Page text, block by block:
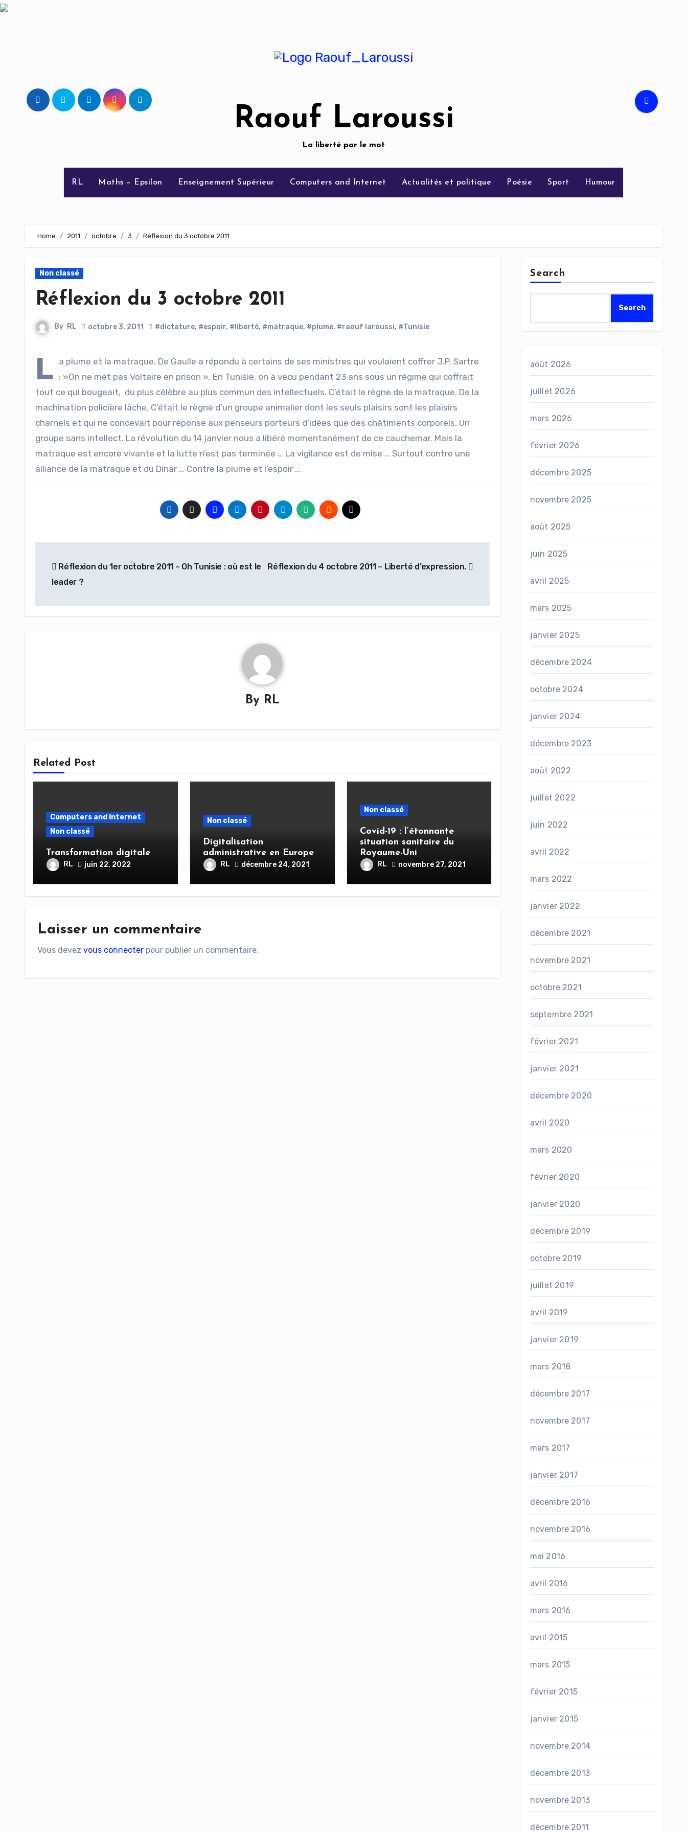
Skip
Raouf Laroussi
La liberté par le mot
RL Maths – Epsilon Enseignement Supérieur Computers and Internet Actualités et politique Poésie Sport Humour
Home 2011 octobre 3 Réflexion du 3 octobre 2011
Non classé
Réflexion du 3 octobre 2011
By RL octobre 3, 2011 #dictature, #espoir, #liberté, #matraque, #plume, #raouf laroussi, #Tunisie
L a plume et la matraque. De Gaulle a répondu à certains de ses ministres qui voulaient coffrer J.P. Sartre
: »On ne met pas Voltaire en prison ». En Tunisie, on a vecu pendant 23 ans sous un régime qui coffrait
tout ce qui bougeait, du plus célèbre au plus commun des intellectuels. C’était le règne de la matraque. De la
machination policière lâche. C’était le règne d’un groupe animalier dont les seuls plaisirs sont les plaisirs
charnels et qui ne concevait pour réponse aux penseurs porteurs d’idées que des châtiments corporels. Un
groupe sans intellect. La révolution du 14 janvier nous a libéré momentanément de ce cauchemar. Mais la
matraque est encore vivante et la lutte n’est pas terminée … La vigilance est de mise … Surtout contre une
alliance de la matraque et du Dinar … Contre la plume et l’espoir …
de Réflexion du 1er octobre 2011 – Oh Tunisie : où est le
leader ?
Réflexion du 4 octobre 2011 – Liberté d’expression.
By RL
Related Post
Computers and Internet
Non classé
Transformation digitale
RL juin 22, 2022
Non classé
Digitalisation
administrative en Europe
RL décembre 24, 2021
Non classé
Covid-19 : l’étonnante
situation sanitaire du
Royaume-Uni
RL novembre 27, 2021
Laisser un commentaire
Vous devez vous connecter pour publier un commentaire.
Search
Search
août 2026
juillet 2026
mars 2026
février 2026
décembre 2025
novembre 2025
août 2025
juin 2025
avril 2025
mars 2025
janvier 2025
décembre 2024
octobre 2024
janvier 2024
décembre 2023
août 2022
juillet 2022
juin 2022
avril 2022
mars 2022
janvier 2022
décembre 2021
novembre 2021
octobre 2021
septembre 2021
février 2021
janvier 2021
décembre 2020
avril 2020
mars 2020
février 2020
janvier 2020
décembre 2019
octobre 2019
juillet 2019
avril 2019
janvier 2019
mars 2018
décembre 2017
novembre 2017
mars 2017
janvier 2017
décembre 2016
novembre 2016
mai 2016
avril 2016
mars 2016
avril 2015
mars 2015
février 2015
janvier 2015
novembre 2014
décembre 2013
novembre 2013
décembre 2011